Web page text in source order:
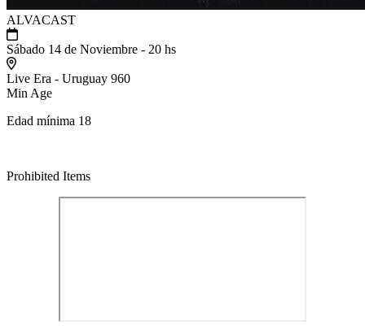
ALVACAST
Sábado 14 de Noviembre - 20 hs
Live Era - Uruguay 960
Min Age
Edad mínima 18
Prohibited Items